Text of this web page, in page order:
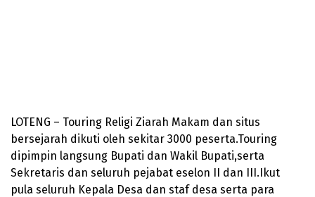
LOTENG – Touring Religi Ziarah Makam dan situs
bersejarah dikuti oleh sekitar 3000 peserta.Touring
dipimpin langsung Bupati dan Wakil Bupati,serta
Sekretaris dan seluruh pejabat eselon II dan III.Ikut
pula seluruh Kepala Desa dan staf desa serta para